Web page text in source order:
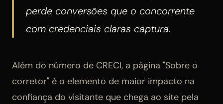
perde conversões que o concorrente
com credenciais claras captura.
Além do número de CRECI, a página "Sobre o
corretor" é o elemento de maior impacto na
confiança do visitante que chega ao site pela